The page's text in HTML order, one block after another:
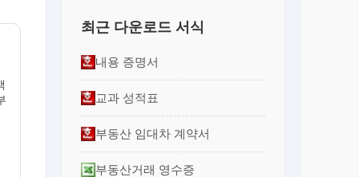
최근 다운로드 서식
내용 증명서
교과 성적표
부동산 임대차 계약서
부동산거래 영수증